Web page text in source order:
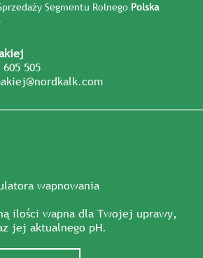
Segmentu Rolnego Polska
605 505
wapnowania
ilości wapna dla Twojej uprawy,
jej aktualnego pH.